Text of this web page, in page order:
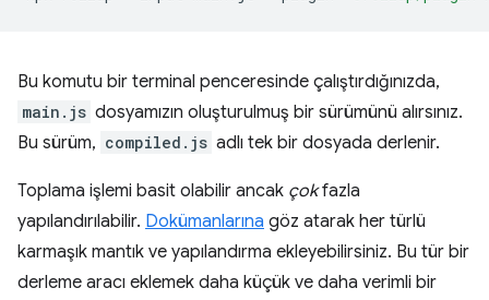
Bu komutu bir terminal penceresinde çalıştırdığınızda,
main.js dosyamızın oluşturulmuş bir sürümünü alırsınız.
Bu sürüm, compiled.js adlı tek bir dosyada derlenir.
Toplama işlemi basit olabilir ancak çokfazla
yapılandırılabilir. Dokümanlarına göz atarak her türlü
karmaşık mantık ve yapılandırma ekleyebilirsiniz. Bu tür bir
derleme aracı eklemek daha küçük ve daha verimli bir